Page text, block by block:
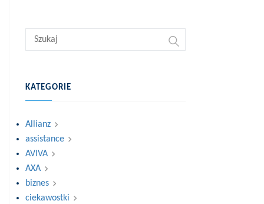
KATEGORIE
Allianz
assistance
AVIVA
AXA
biznes
ciekawostki